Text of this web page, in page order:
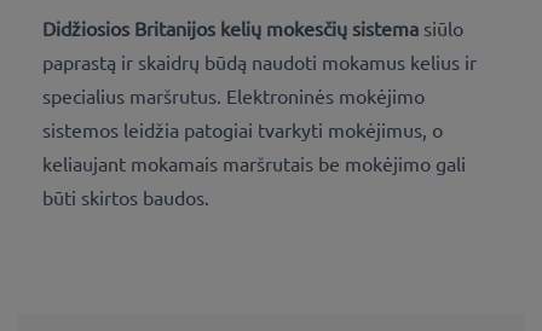
Didžiosios Britanijos kelių mokesčių sistema siūlo
paprastą ir skaidrų būdą naudoti mokamus kelius ir
specialius maršrutus. Elektroninės mokėjimo
sistemos leidžia patogiai tvarkyti mokėjimus, o
keliaujant mokamais maršrutais be mokėjimo gali
būti skirtos baudos.